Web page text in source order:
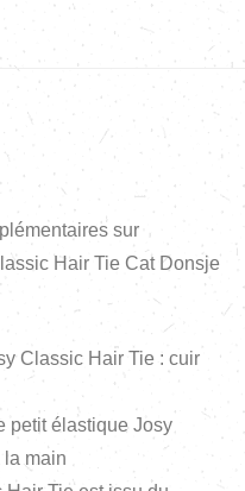
sur
Hair Tie Cat Donsje
Classic Hair Tie : cuir
petit élastique Josy
la main